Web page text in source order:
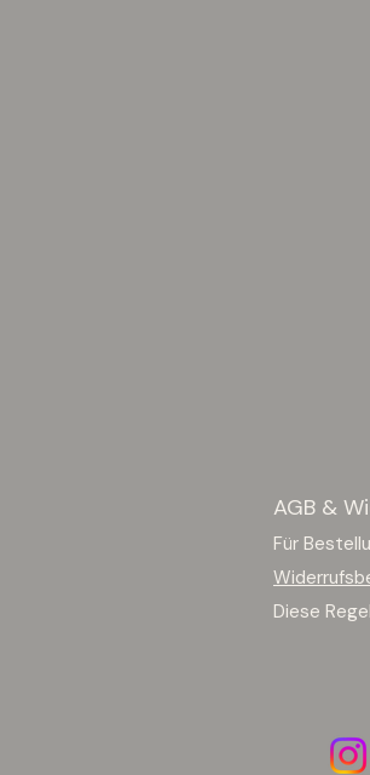
AGB &
Für
Diese